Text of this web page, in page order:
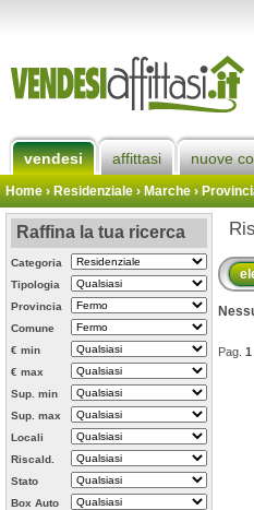
vendesi affittasi nuove
Home› Residenziale › Marche ›
Raffina la tua ricerca
Categoria
Tipologia
Provincia
Comune
€ min
€ max
Sup. min
Sup. max
Locali
Riscald.
Stato
Box Auto
Pag. 1